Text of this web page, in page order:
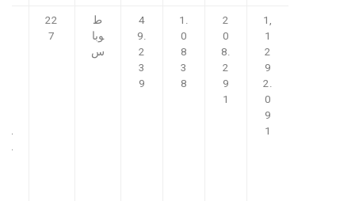
1,
1
2
9
2.
0
9
1
2
0
8.
2
9
1
1.
0
8
3
8
4
9.
2
3
9
ط
وبا
س
22
7
ري
ق